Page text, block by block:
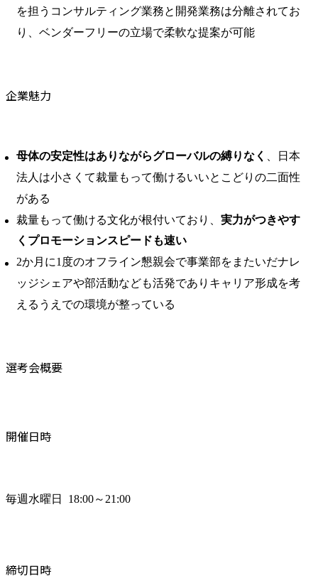
を担うコンサルティング業務と開発業務は分離されてお
り、ベンダーフリーの立場で柔軟な提案が可能
企業魅力
母体の安定性はありながらグローバルの縛りなく
、日本
法人は小さくて裁量もって働けるいいとこどりの二面性
がある
裁量もって働ける文化が根付いており、 実力がつきやす
くプロモーションスピードも速い
2か月に1度のオフライン懇親会で事業部をまたいだナレ
ッジシェアや部活動なども活発でありキャリア形成を考
えるうえでの環境が整っている
選考会概要
開催日時
毎週水曜日  18:00～21:00
締切日時